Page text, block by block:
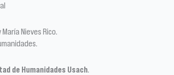
Nieves Rico.
de Humanidades Usach.